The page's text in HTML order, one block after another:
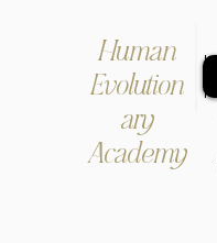
Human
Evolution
ary
Academy